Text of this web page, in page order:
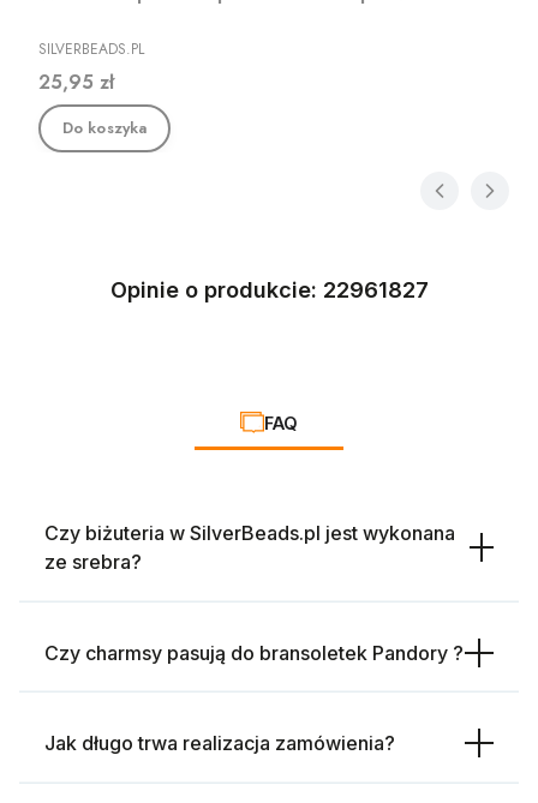
PRODUCENT
SILVERBEADS.PL
Cena
25,95 zł
Do koszyka
Opinie o produkcie: 22961827
FAQ
Czy biżuteria w SilverBeads.pl jest wykonana
ze srebra?
Czy charmsy pasują do bransoletek Pandory ?
Jak długo trwa realizacja zamówienia?